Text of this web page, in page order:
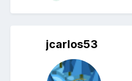
jcarlos53